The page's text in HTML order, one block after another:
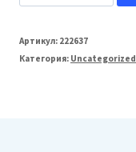
Grand
Line
Артикул: 222637
Категория: Uncategorized